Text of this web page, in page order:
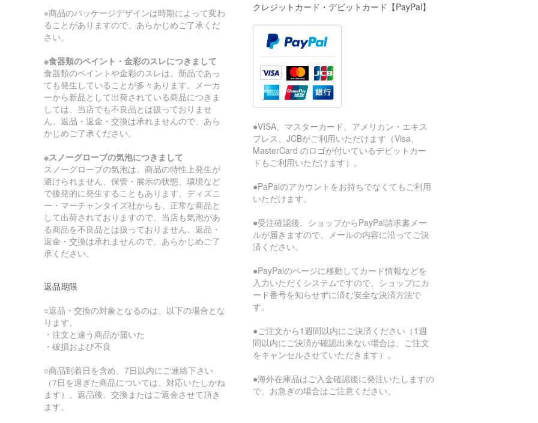
※商品のパッケージデザインは時期によって変わ
ることがありますので、あらかじめご了承くだ
さい。
※食器類のペイント・金彩のスレにつきまして
食器類のペイントや金彩のスレは、新品であっ
ても発生していることが多々あります。メーカ
ーから新品として出荷されている商品につきま
しては、当店でも不良品とは扱っておりませ
ん。返品・返金・交換は承れませんので、あら
かじめご了承ください。
※スノーグローブの気泡につきまして
スノーグローブの気泡は、商品の特性上発生が
避けられません、保管・展示の状態、環境など
で後発的に発生することもあります。ディズニ
ー・マーチャンタイズ社からも、正常な商品と
して出荷されておりますので、当店も気泡があ
る商品を不良品とは扱っておりません。返品・
返金・交換は承れませんので、あらかじめご了
承ください。
返品期限
○返品・交換の対象となるのは、以下の場合とな
ります。
・注文と違う商品が届いた
・破損および不良
○商品到着日を含め、7日以内にご連絡下さい
（7日を過ぎた商品については、対応いたしかね
ます）。返品後、交換またはご返金させて頂き
ます。
クレジットカード・デビットカード【PayPal】
●VISA、マスターカード、アメリカン・エキス
プレス、JCBがご利用いただけます（Visa、
MasterCard のロゴが付いているデビットカー
ドもご利用いただけます）。
●PaPalのアカウントをお持ちでなくてもご利用
いただけます。
●受注確認後、ショップからPayPal請求書メー
ルが届きますので、メールの内容に沿ってご決
済ください。
●PayPalのページに移動してカード情報などを
入力いただくシステムですので、ショップにカ
ード番号を知らせずに済む安全な決済方法で
す。
●ご注文から1週間以内にご決済ください（1週
間以内にご決済が確認出来ない場合は、ご注文
をキャンセルさせていただきます）。
●海外在庫品はご入金確認後に発注いたしますの
で、お急ぎの場合はご注意ください。